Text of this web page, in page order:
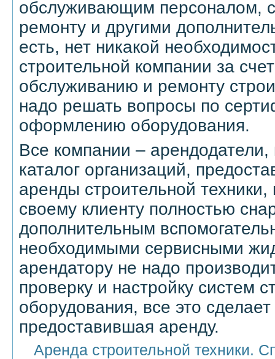
обслуживающим персоналом,
ремонту и другими
есть, нет никакой
строительной компании за
обслуживанию и ремонту
надо решать вопросы по
оформлению оборудования.
Все компании – арендодатели,
каталог организаций,
аренды строительной техники,
своему клиенту полностью
дополнительным
необходимыми сервисными
арендатору не надо
проверку и настройку систем
оборудования, все это
предоставившая аренду.
Аренда строительной техники.